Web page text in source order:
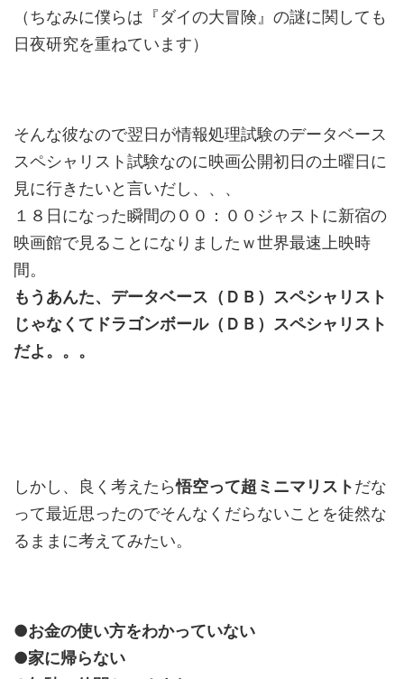
（ちなみに僕らは『ダイの大冒険』の謎に関しても
日夜研究を重ねています）
そんな彼なので翌日が情報処理試験のデータベース
スペシャリスト試験なのに映画公開初日の土曜日に
見に行きたいと言いだし、、、
１８日になった瞬間の００：００ジャストに新宿の
映画館で見ることになりましたｗ世界最速上映時
間。
もうあんた、データベース（ＤＢ）スペシャリスト
じゃなくてドラゴンボール（ＤＢ）スペシャリスト
だよ。。。
しかし、良く考えたら悟空って超ミニマリストだな
って最近思ったのでそんなくだらないことを徒然な
るままに考えてみたい。
●お金の使い方をわかっていない
●家に帰らない